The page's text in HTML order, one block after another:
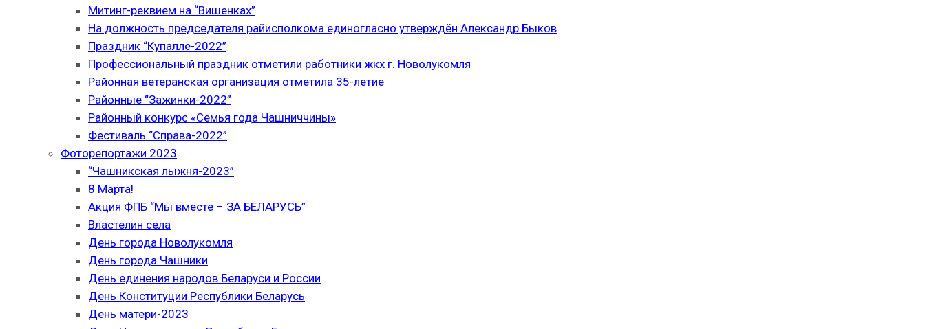
Митинг-реквием на “Вишенках”
На должность председателя райисполкома единогласно утверждён Александр Быков
Праздник “Купалле-2022”
Профессиональный праздник отметили работники жкх г. Новолукомля
Районная ветеранская организация отметила 35-летие
Районные “Зажинки-2022”
Районный конкурс «Семья года Чашниччины»
Фестиваль “Справа-2022”
Фоторепортажи 2023
“Чашникская лыжня-2023”
8 Марта!
Акция ФПБ “Мы вместе – ЗА БЕЛАРУСЬ”
Властелин села
День города Новолукомля
День города Чашники
День единения народов Беларуси и России
День Конституции Республики Беларусь
День матери-2023